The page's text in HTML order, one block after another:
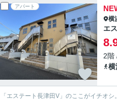
アパート
横
エ
2階
横
「エステート長津田V」のここがイチオ